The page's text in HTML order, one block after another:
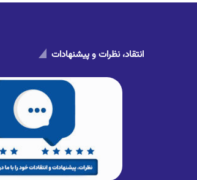
انتقاد، نظرات و پیشنهادات